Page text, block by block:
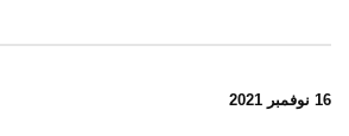
16 نوفمبر 2021